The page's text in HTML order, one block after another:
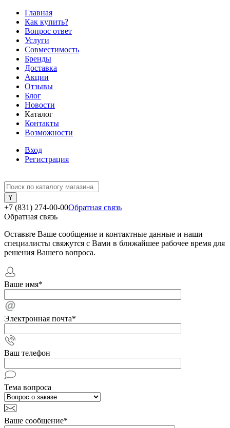
Главная
Как купить?
Вопрос ответ
Услуги
Совместимость
Бренды
Доставка
Акции
Отзывы
Блог
Новости
Каталог
Контакты
Возможности
Вход
Регистрация
+7 (831) 274-00-00Обратная связь
Обратная связь
Оставьте Ваше сообщение и контактные данные и наши
специалисты свяжутся с Вами в ближайшее рабочее время для
решения Вашего вопроса.
Ваше имя*
Электронная почта*
Ваш телефон
Тема вопроса
Ваше сообщение*